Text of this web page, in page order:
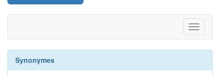
Toggle
Synonymes